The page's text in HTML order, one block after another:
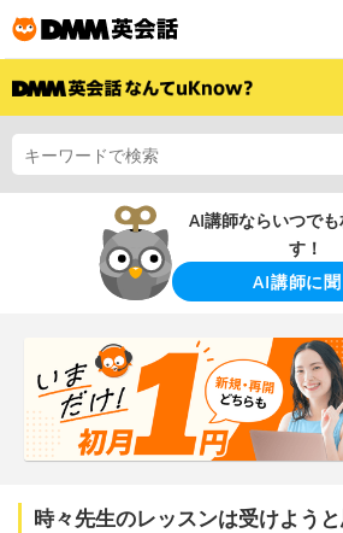
AI講師ならいつで
す！
AI講師に聞
時々先生のレッスンは受けよう